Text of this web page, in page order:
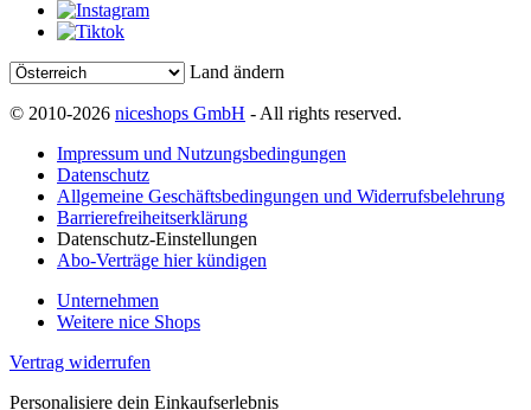
Land ändern
© 2010-2026 niceshops GmbH - All rights reserved.
Impressum und Nutzungsbedingungen
Datenschutz
Allgemeine Geschäftsbedingungen und Widerrufsbelehrung
Barrierefreiheitserklärung
Datenschutz-Einstellungen
Abo-Verträge hier kündigen
Unternehmen
Weitere nice Shops
Vertrag widerrufen
Personalisiere dein Einkaufserlebnis